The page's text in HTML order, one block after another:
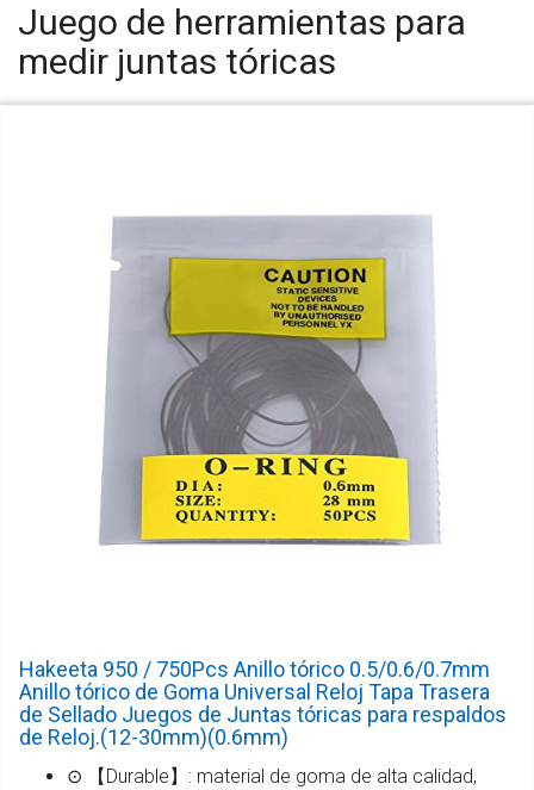
Juego de herramientas para
medir juntas tóricas
Hakeeta 950 / 750Pcs Anillo tórico 0.5/0.6/0.7mm
Anillo tórico de Goma Universal Reloj Tapa Trasera
de Sellado Juegos de Juntas tóricas para respaldos
de Reloj.(12-30mm)(0.6mm)
⊙ 【Durable】: material de goma de alta calidad,